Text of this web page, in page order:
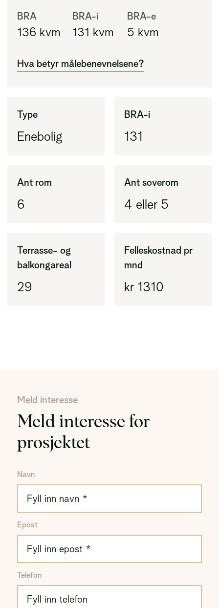
BRA
136 kvm
BRA-i
131 kvm
BRA-e
5 kvm
Hva betyr målebenevnelsene?
(BRA-i) pluss eksternt areal (BRA-e)
BRA-e
Type
Enebolig
BRA-i
131
Ant rom
6
Ant soverom
4 eller 5
Terrasse- og
balkongareal
29
Felleskostnad pr
mnd
kr 1310
Meld interesse
Meld interesse for
prosjektet
Navn
Epost
Telefon